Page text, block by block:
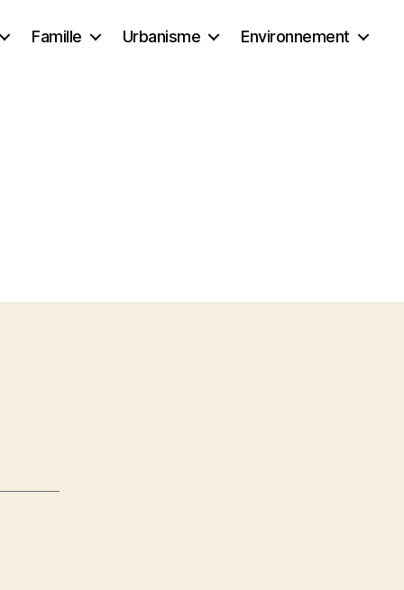
Famille Urbanisme Environnement